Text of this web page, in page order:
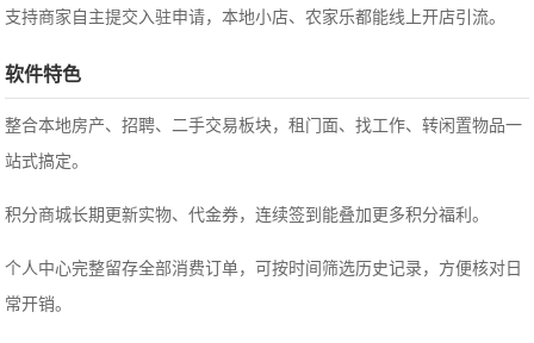
支持商家自主提交入驻申请，本地小店、农家乐都能线上开店引流。
软件特色
整合本地房产、招聘、二手交易板块，租门面、找工作、转闲置物品一
站式搞定。
积分商城长期更新实物、代金券，连续签到能叠加更多积分福利。
个人中心完整留存全部消费订单，可按时间筛选历史记录，方便核对日
常开销。